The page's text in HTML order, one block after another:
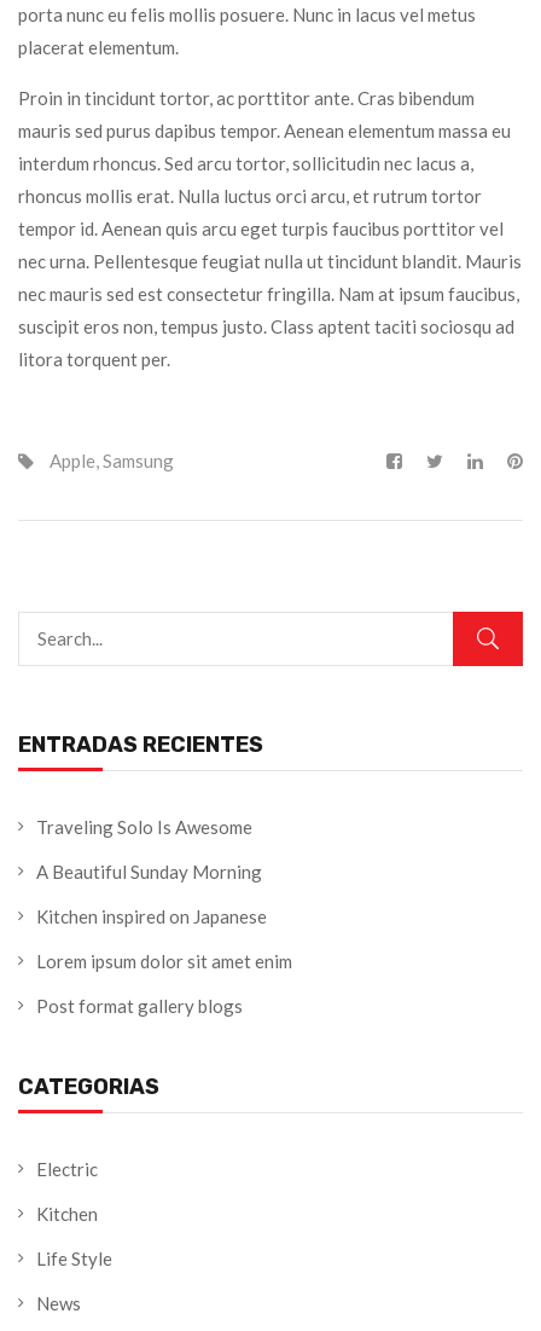
porta nunc eu felis mollis posuere. Nunc in lacus vel metus
placerat elementum.
Proin in tincidunt tortor, ac porttitor ante. Cras bibendum
mauris sed purus dapibus tempor. Aenean elementum massa eu
interdum rhoncus. Sed arcu tortor, sollicitudin nec lacus a,
rhoncus mollis erat. Nulla luctus orci arcu, et rutrum tortor
tempor id. Aenean quis arcu eget turpis faucibus porttitor vel
nec urna. Pellentesque feugiat nulla ut tincidunt blandit. Mauris
nec mauris sed est consectetur fringilla. Nam at ipsum faucibus,
suscipit eros non, tempus justo. Class aptent taciti sociosqu ad
litora torquent per.
Apple Samsung
ENTRADAS RECIENTES
Traveling Solo Is Awesome
A Beautiful Sunday Morning
Kitchen inspired on Japanese
Lorem ipsum dolor sit amet enim
Post format gallery blogs
CATEGORIAS
Electric
Kitchen
Life Style
News